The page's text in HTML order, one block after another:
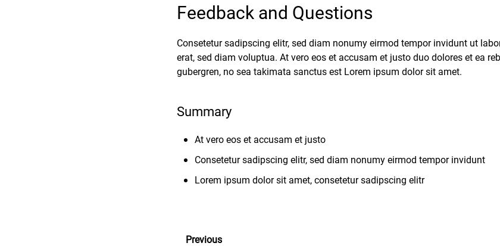
Feedback and Questions
Consetetur sadipscing elitr, sed diam nonumy eirmod tempor invidunt ut
erat, sed diam voluptua. At vero eos et accusam et justo duo dolores et ea
gubergren, no sea takimata sanctus est Lorem ipsum dolor sit amet.
Summary
At vero eos et accusam et justo
Consetetur sadipscing elitr, sed diam nonumy eirmod tempor invidunt
Lorem ipsum dolor sit amet, consetetur sadipscing elitr
Previous